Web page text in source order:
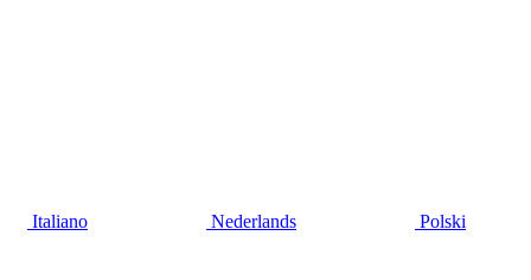
Italiano Nederlands Polski